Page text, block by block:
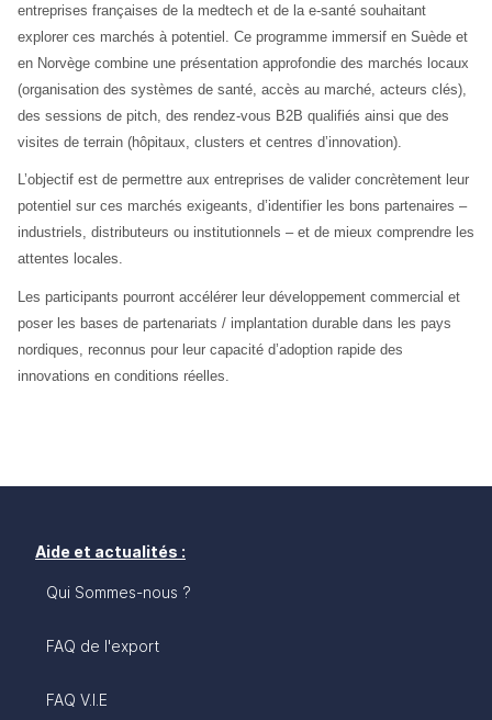
entreprises françaises de la medtech et de la e-santé souhaitant
explorer ces marchés à potentiel. Ce programme immersif en Suède et
en Norvège combine une présentation approfondie des marchés locaux
(organisation des systèmes de santé, accès au marché, acteurs clés),
des sessions de pitch, des rendez-vous B2B qualifiés ainsi que des
visites de terrain (hôpitaux, clusters et centres d’innovation).
L’objectif est de permettre aux entreprises de valider concrètement leur
potentiel sur ces marchés exigeants, d’identifier les bons partenaires –
industriels, distributeurs ou institutionnels – et de mieux comprendre les
attentes locales.
Les participants pourront accélérer leur développement commercial et
poser les bases de partenariats / implantation durable dans les pays
nordiques, reconnus pour leur capacité d’adoption rapide des
innovations en conditions réelles.
Aide et actualités :
Qui Sommes-nous ?
FAQ de l'export
FAQ V.I.E